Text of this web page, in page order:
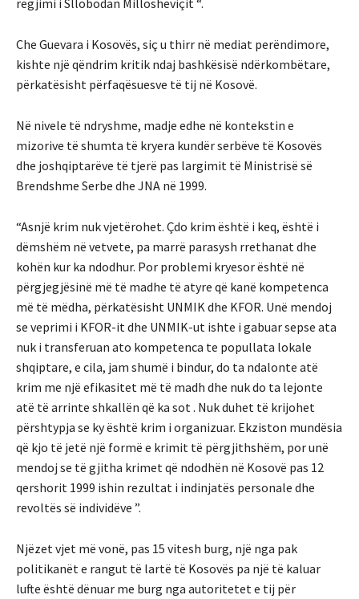
Che Guevara i Kosovës, siç u thirr në mediat perëndimore,
kishte një qëndrim kritik ndaj bashkësisë ndërkombëtare,
përkatësisht përfaqësuesve të tij në Kosovë.
Në nivele të ndryshme, madje edhe në kontekstin e
mizorive të shumta të kryera kundër serbëve të Kosovës
dhe joshqiptarëve të tjerë pas largimit të Ministrisë së
Brendshme Serbe dhe JNA në 1999.
“Asnjë krim nuk vjetërohet. Çdo krim është i keq, është i
dëmshëm në vetvete, pa marrë parasysh rrethanat dhe
kohën kur ka ndodhur. Por problemi kryesor është në
përgjegjësinë më të madhe të atyre që kanë kompetenca
më të mëdha, përkatësisht UNMIK dhe KFOR. Unë mendoj
se veprimi i KFOR-it dhe UNMIK-ut ishte i gabuar sepse ata
nuk i transferuan ato kompetenca te popullata lokale
shqiptare, e cila, jam shumë i bindur, do ta ndalonte atë
krim me një efikasitet më të madh dhe nuk do ta lejonte
atë të arrinte shkallën që ka sot . Nuk duhet të krijohet
përshtypja se ky është krim i organizuar. Ekziston mundësia
që kjo të jetë një formë e krimit të përgjithshëm, por unë
mendoj se të gjitha krimet që ndodhën në Kosovë pas 12
qershorit 1999 ishin rezultat i indinjatës personale dhe
revoltës së individëve ”.
Njëzet vjet më vonë, pas 15 vitesh burg, një nga pak
politikanët e rangut të lartë të Kosovës pa një të kaluar
lufte është dënuar me burg nga autoritetet e tij për